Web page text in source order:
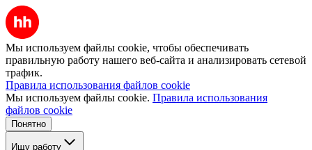
Мы используем файлы cookie, чтобы обеспечивать
правильную работу нашего веб-сайта и анализировать сетевой
трафик.
Правила использования файлов cookie
Мы используем файлы cookie. Правила использования
файлов cookie
Понятно
Ищу работу